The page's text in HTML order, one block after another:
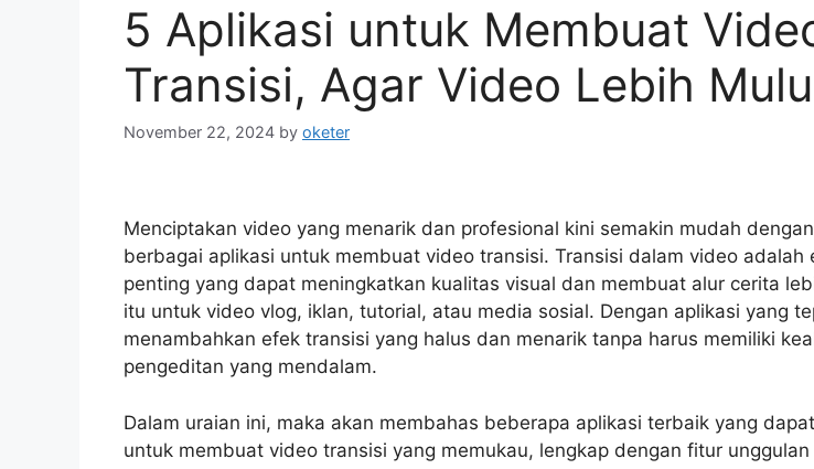
5 Aplikasi untuk Membuat
Transisi, Agar Video Lebih
November 22, 2024 by oketer
Menciptakan video yang menarik dan profesional kini semakin mudah
berbagai aplikasi untuk membuat video transisi. Transisi dalam video adalah
penting yang dapat meningkatkan kualitas visual dan membuat alur cerita
itu untuk video vlog, iklan, tutorial, atau media sosial. Dengan aplikasi yang
menambahkan efek transisi yang halus dan menarik tanpa harus memiliki
pengeditan yang mendalam.
Dalam uraian ini, maka akan membahas beberapa aplikasi terbaik yang
untuk membuat video transisi yang memukau, lengkap dengan fitur unggulan